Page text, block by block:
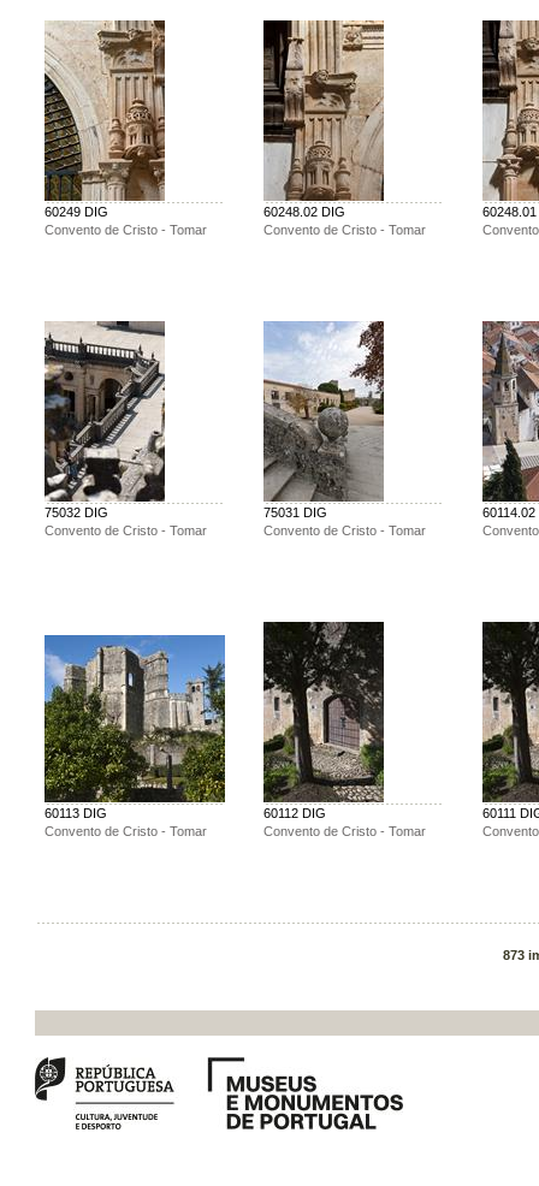
60249 DIG
Convento de Cristo - Tomar
60248.02 DIG
Convento de Cristo - Tomar
75032 DIG
Convento de Cristo - Tomar
75031 DIG
Convento de Cristo - Tomar
60114.02
60113 DIG
Convento de Cristo - Tomar
60112 DIG
Convento de Cristo - Tomar
60111
873